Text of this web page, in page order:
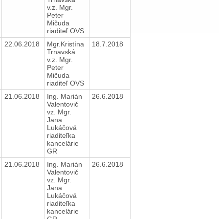
v.z. Mgr.
Peter
Mičuda
riaditeľ OVS
22.06.2018
Mgr.Kristína
Trnavská
v.z. Mgr.
Peter
Mičuda
riaditeľ OVS
18.7.2018
21.06.2018
Ing. Marián
Valentovič
vz. Mgr.
Jana
Lukáčová
riaditeľka
kancelárie
GR
26.6.2018
21.06.2018
Ing. Marián
Valentovič
vz. Mgr.
Jana
Lukáčová
riaditeľka
kancelárie
26.6.2018